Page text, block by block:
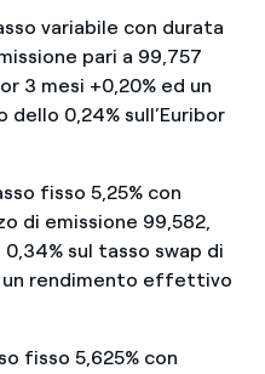
variabile con durata
pari a 99,757
3 mesi +0,20% ed un
0,24% sull’Euribor
fisso 5,25% con
di emissione 99,582,
sul tasso swap di
un rendimento effettivo
fisso 5,625% con